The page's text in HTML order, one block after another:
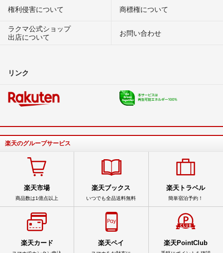
権利侵害について
商標権について
ラクマ公式ショップ
出店について
お問い合わせ
リンク
楽天のグループサービス
楽天市場
商品数は1億点以上
楽天ブックス
いつでも全品送料無料
楽天トラベル
簡単宿泊予約！
楽天カード 楽天ペイ 楽天PointClub